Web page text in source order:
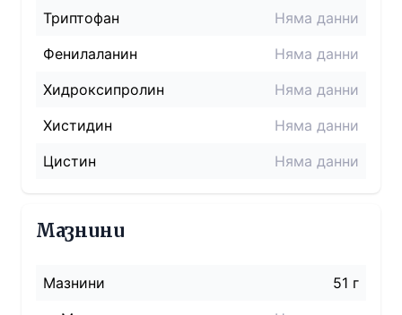
Триптофан
Няма данни
Фенилаланин
Няма данни
Хидроксипролин
Няма данни
Хистидин
Няма данни
Цистин
Няма данни
Мазнини
Мазнини
51 г